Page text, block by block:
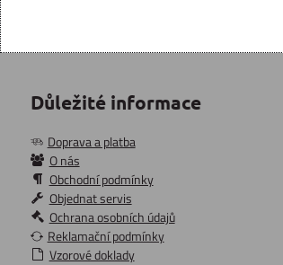
Důležité informace
Doprava a platba
O nás
Obchodní podmínky
Objednat servis
Ochrana osobních údajů
Reklamační podmínky
Vzorové doklady